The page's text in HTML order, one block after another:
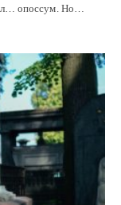
опоссум. Но…